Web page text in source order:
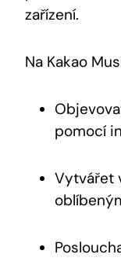
zařízení.
Na Kakao
pomocí
Vytvářet